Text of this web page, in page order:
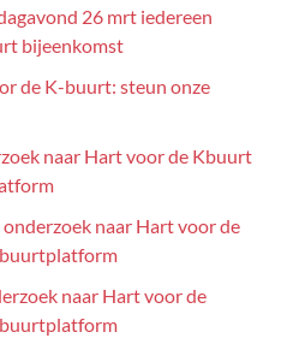
26 mrt iedereen
bijeenkomst
de K-buurt: steun onze
naar Hart voor de Kbuurt
naar Hart voor de
naar Hart voor de